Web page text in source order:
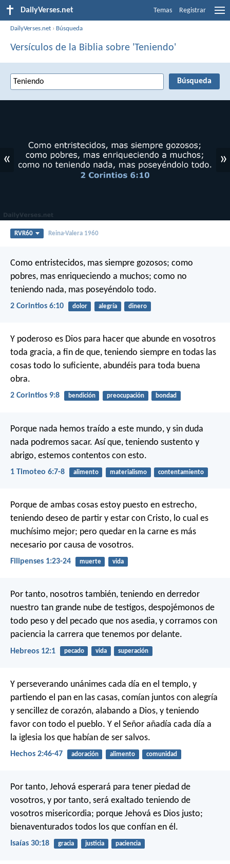
DailyVerses.net Temas Registrar
DailyVerses.net › Búsqueda
Versículos de la Biblia sobre 'Teniendo'
« »
RVR60 Reina-Valera 1960
Como entristecidos, mas siempre gozosos; como
pobres, mas enriqueciendo a muchos; como no
teniendo nada, mas poseyéndolo todo.
2 Corintios 6:10 dolor alegría dinero
Y poderoso es Dios para hacer que abunde en vosotros
toda gracia, a fin de que, teniendo siempre en todas las
cosas todo lo suficiente, abundéis para toda buena
obra.
2 Corintios 9:8 bendición preocupación bondad
Porque nada hemos traído a este mundo, y sin duda
nada podremos sacar. Así que, teniendo sustento y
abrigo, estemos contentos con esto.
1 Timoteo 6:7-8 alimento materialismo contentamiento
Porque de ambas cosas estoy puesto en estrecho,
teniendo deseo de partir y estar con Cristo, lo cual es
muchísimo mejor; pero quedar en la carne es más
necesario por causa de vosotros.
Filipenses 1:23-24 muerte vida
Por tanto, nosotros también, teniendo en derredor
nuestro tan grande nube de testigos, despojémonos de
todo peso y del pecado que nos asedia, y corramos con
paciencia la carrera que tenemos por delante.
Hebreos 12:1 pecado vida superación
Y perseverando unánimes cada día en el templo, y
partiendo el pan en las casas, comían juntos con alegría
y sencillez de corazón, alabando a Dios, y teniendo
favor con todo el pueblo. Y el Señor añadía cada día a
la iglesia los que habían de ser salvos.
Hechos 2:46-47 adoración alimento comunidad
Por tanto, Jehová esperará para tener piedad de
vosotros, y por tanto, será exaltado teniendo de
vosotros misericordia; porque Jehová es Dios justo;
bienaventurados todos los que confían en él.
Isaías 30:18 gracia justicia paciencia